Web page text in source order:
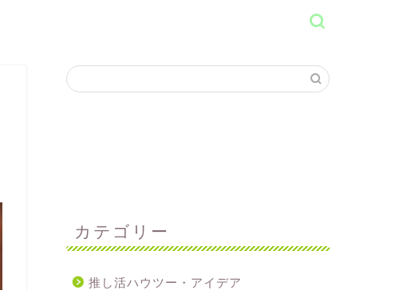
カテゴリー
推し活ハウツー・アイデア